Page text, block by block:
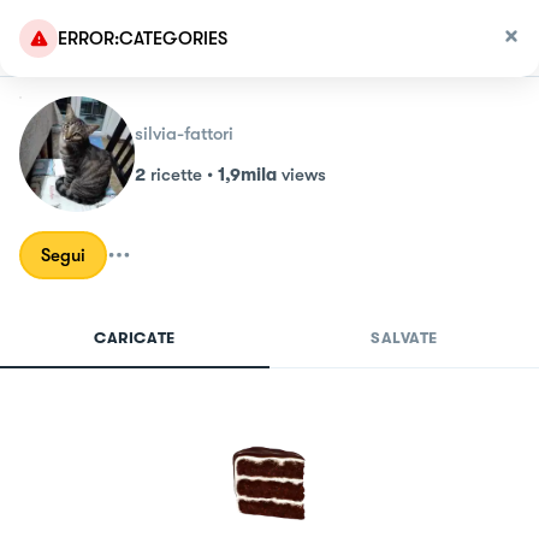
ERROR:CATEGORIES
silvia-fattori
2 ricette • 1,9mila views
Segui
CARICATE SALVATE